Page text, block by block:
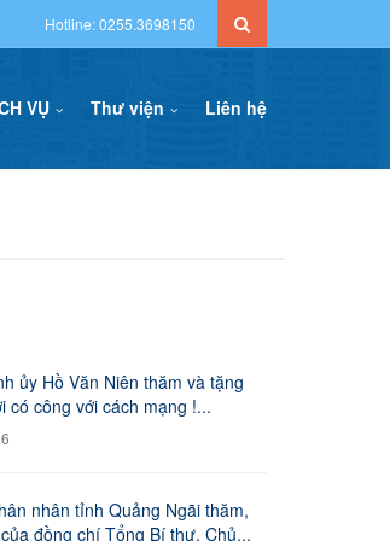
Hotline: 0255.3698150
VỤ Thư viện Liên hệ
ủy Hồ Văn Niên thăm và tặng
có công với cách mạng !...
nhân tỉnh Quảng Ngãi thăm,
đồng chí Tổng Bí thư, Chủ...